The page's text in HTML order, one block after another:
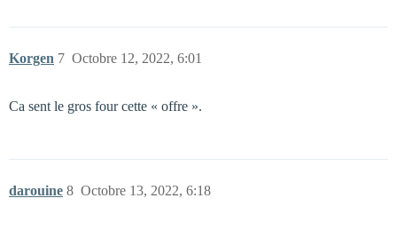
Korgen Octobre 12, 2022, 6:01
7
Ca sent le gros four cette « offre ».
darouine Octobre 13, 2022, 6:18
8